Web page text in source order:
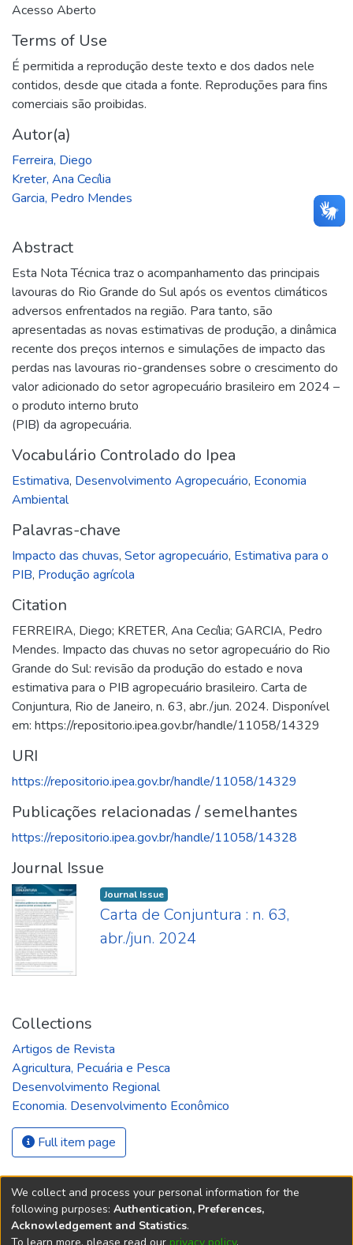
Acesso Aberto
Terms of Use
É permitida a reprodução deste texto e dos dados nele
contidos, desde que citada a fonte. Reproduções para fins
comerciais são proibidas.
Autor(a)
Ferreira, Diego
Kreter, Ana Cecília
Garcia, Pedro Mendes
Abstract
Esta Nota Técnica traz o acompanhamento das principais
lavouras do Rio Grande do Sul após os eventos climáticos
adversos enfrentados na região. Para tanto, são
apresentadas as novas estimativas de produção, a dinâmica
recente dos preços internos e simulações de impacto das
perdas nas lavouras rio-grandenses sobre o crescimento do
valor adicionado do setor agropecuário brasileiro em 2024 –
o produto interno bruto
(PIB) da agropecuária.
Vocabulário Controlado do Ipea
Estimativa, Desenvolvimento Agropecuário, Economia
Ambiental
Palavras-chave
Impacto das chuvas, Setor agropecuário, Estimativa para o
PIB, Produção agrícola
Citation
FERREIRA, Diego; KRETER, Ana Cecília; GARCIA, Pedro
Mendes. Impacto das chuvas no setor agropecuário do Rio
Grande do Sul: revisão da produção do estado e nova
estimativa para o PIB agropecuário brasileiro. Carta de
Conjuntura, Rio de Janeiro, n. 63, abr./jun. 2024. Disponível
em: https://repositorio.ipea.gov.br/handle/11058/14329
URI
https://repositorio.ipea.gov.br/handle/11058/14329
Publicações relacionadas / semelhantes
https://repositorio.ipea.gov.br/handle/11058/14328
Journal Issue
Journal Issue
Carta de Conjuntura : n. 63,
abr./jun. 2024
Collections
Artigos de Revista
Agricultura, Pecuária e Pesca
Desenvolvimento Regional
Economia. Desenvolvimento Econômico
Full item page
REPOSITÓRIO DO
We collect and process your personal information for the
following purposes: Authentication, Preferences,
Acknowledgement and Statistics.